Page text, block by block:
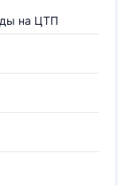
на ЦТП